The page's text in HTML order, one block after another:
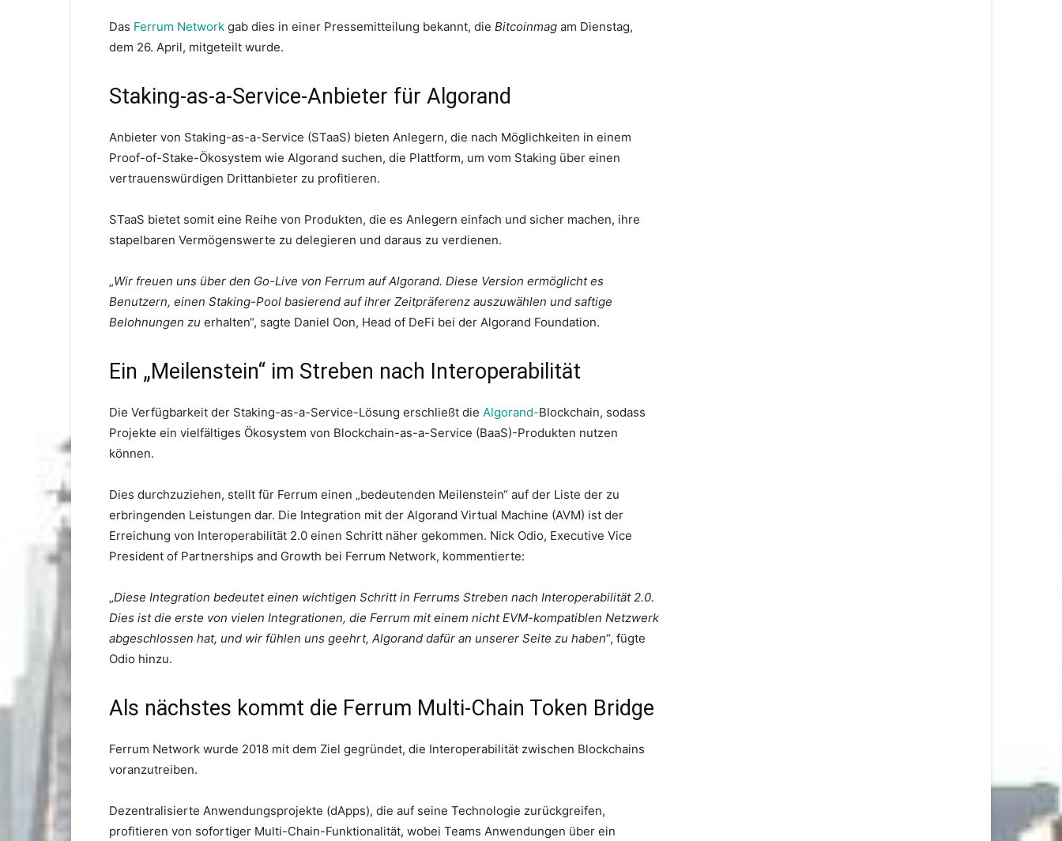
Das Ferrum Network gab dies in einer Pressemitteilung bekannt, die Bitcoinmag am Dienstag,
dem 26. April, mitgeteilt wurde.
Staking-as-a-Service-Anbieter für Algorand
Anbieter von Staking-as-a-Service (STaaS) bieten Anlegern, die nach Möglichkeiten in einem
Proof-of-Stake-Ökosystem wie Algorand suchen, die Plattform, um vom Staking über einen
vertrauenswürdigen Drittanbieter zu profitieren.
STaaS bietet somit eine Reihe von Produkten, die es Anlegern einfach und sicher machen, ihre
stapelbaren Vermögenswerte zu delegieren und daraus zu verdienen.
„Wir freuen uns über den Go-Live von Ferrum auf Algorand. Diese Version ermöglicht es
Benutzern, einen Staking-Pool basierend auf ihrer Zeitpräferenz auszuwählen und saftige
Belohnungen zu erhalten“, sagte Daniel Oon, Head of DeFi bei der Algorand Foundation.
Ein „Meilenstein“ im Streben nach Interoperabilität
Die Verfügbarkeit der Staking-as-a-Service-Lösung erschließt die Algorand-Blockchain, sodass
Projekte ein vielfältiges Ökosystem von Blockchain-as-a-Service (BaaS)-Produkten nutzen
können.
Dies durchzuziehen, stellt für Ferrum einen „bedeutenden Meilenstein“ auf der Liste der zu
erbringenden Leistungen dar. Die Integration mit der Algorand Virtual Machine (AVM) ist der
Erreichung von Interoperabilität 2.0 einen Schritt näher gekommen. Nick Odio, Executive Vice
President of Partnerships and Growth bei Ferrum Network, kommentierte:
„Diese Integration bedeutet einen wichtigen Schritt in Ferrums Streben nach Interoperabilität 2.0.
Dies ist die erste von vielen Integrationen, die Ferrum mit einem nicht EVM-kompatiblen Netzwerk
abgeschlossen hat, und wir fühlen uns geehrt, Algorand dafür an unserer Seite zu haben“, fügte
Odio hinzu.
Als nächstes kommt die Ferrum Multi-Chain Token Bridge
Ferrum Network wurde 2018 mit dem Ziel gegründet, die Interoperabilität zwischen Blockchains
voranzutreiben.
Dezentralisierte Anwendungsprojekte (dApps), die auf seine Technologie zurückgreifen,
profitieren von sofortiger Multi-Chain-Funktionalität, wobei Teams Anwendungen über ein